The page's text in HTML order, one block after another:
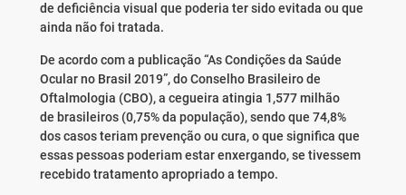
de deficiência visual que poderia ter sido evitada ou que
ainda não foi tratada.
De acordo com a publicação “As Condições da Saúde
Ocular no Brasil 2019”, do Conselho Brasileiro de
Oftalmologia (CBO), a cegueira atingia 1,577 milhão
de brasileiros (0,75% da população), sendo que 74,8%
dos casos teriam prevenção ou cura, o que significa que
essas pessoas poderiam estar enxergando, se tivessem
recebido tratamento apropriado a tempo.